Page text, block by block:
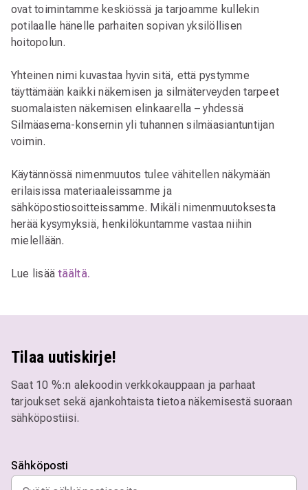
ovat toimintamme keskiössä ja tarjoamme kullekin
potilaalle hänelle parhaiten sopivan yksilöllisen
hoitopolun.
Yhteinen nimi kuvastaa hyvin sitä, että pystymme
täyttämään kaikki näkemisen ja silmäterveyden tarpeet
suomalaisten näkemisen elinkaarella – yhdessä
Silmäasema-konsernin yli tuhannen silmäasiantuntijan
voimin.
Käytännössä nimenmuutos tulee vähitellen näkymään
erilaisissa materiaaleissamme ja
sähköpostiosoitteissamme. Mikäli nimenmuutoksesta
herää kysymyksiä, henkilökuntamme vastaa niihin
mielellään.
Lue lisäätäältä.
Tilaa uutiskirje!
Saat 10 %:n alekoodin verkkokauppaan ja parhaat
tarjoukset sekä ajankohtaista tietoa näkemisestä suoraan
sähköpostiisi.
Sähköposti